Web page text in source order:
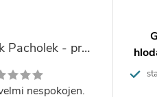
Pachový ohradník Pacholek - proti vysoké zvěři
nespokojen.